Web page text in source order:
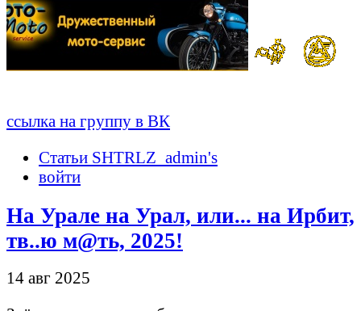
ссылка на группу в ВК
Статьи SHTRLZ_admin's
войти
На Урале на Урал, или... на Ирбит,
тв..ю м@ть, 2025!
14 авг 2025